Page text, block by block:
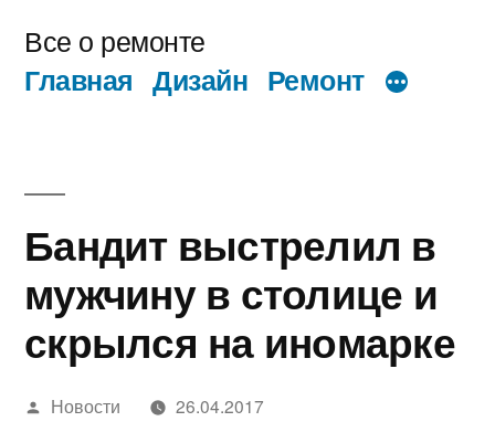
содержимому
Все о ремонте
Главная Дизайн Ремонт
Бандит выстрелил в
мужчину в столице и
скрылся на иномарке
Написано
Новости 26.04.2017